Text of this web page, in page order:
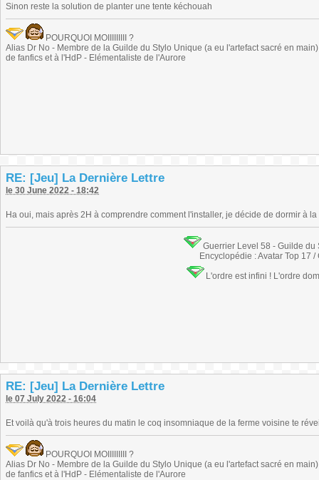
Sinon reste la solution de planter une tente kéchouah
POURQUOI MOIIIIIIIII ?
Alias Dr No - Membre de la Guilde du Stylo Unique (a eu l'artefact sacré en
de fanfics et à l'HdP - Elémentaliste de l'Aurore
RE: [Jeu] La Dernière Lettre
le 30 June 2022 - 18:42
Ha oui, mais après 2H à comprendre comment l'installer, je décide de dormir à
Guerrier Level 58 - Guilde
Encyclopédie : Avatar Top 17 /
L'ordre est infini ! L'ordre
RE: [Jeu] La Dernière Lettre
le 07 July 2022 - 16:04
Et voilà qu'à trois heures du matin le coq insomniaque de la ferme voisine te
POURQUOI MOIIIIIIIII ?
Alias Dr No - Membre de la Guilde du Stylo Unique (a eu l'artefact sacré en
de fanfics et à l'HdP - Elémentaliste de l'Aurore